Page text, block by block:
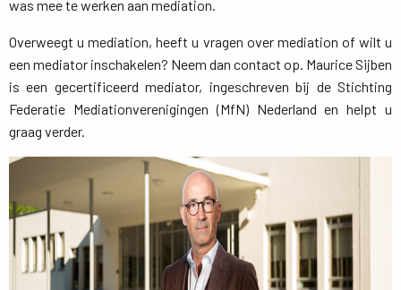
was mee te werken aan mediation.
Overweegt u mediation, heeft u vragen over mediation of wilt u
een mediator inschakelen? Neem dan contact op. Maurice Sijben
is een gecertificeerd mediator, ingeschreven bij de Stichting
Federatie Mediationverenigingen (MfN) Nederland en helpt u
graag verder.